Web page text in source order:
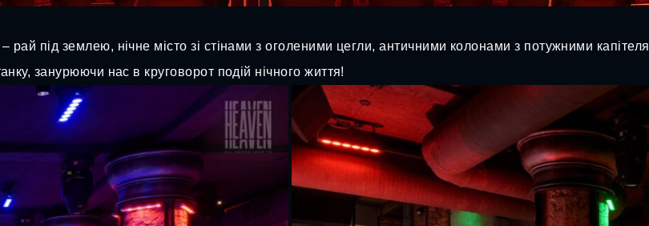
під землею, нічне місто зі стінами з оголеними цегли, античними колонами з потужними
занурюючи нас в круговорот подій нічного життя!